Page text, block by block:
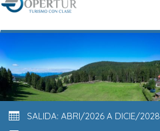
SALIDA: ABRI/2026 A DICIE/2028